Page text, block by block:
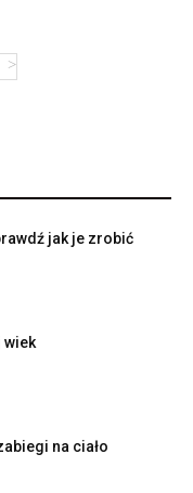
jak je zrobić
wiek
na ciało